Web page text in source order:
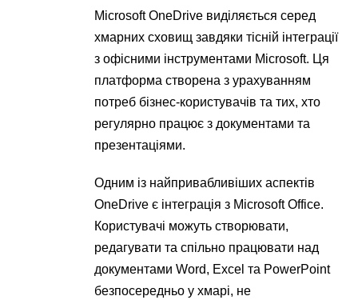
Microsoft OneDrive виділяється серед
хмарних сховищ завдяки тісній інтеграції
з офісними інструментами Microsoft. Ця
платформа створена з урахуванням
потреб бізнес-користувачів та тих, хто
регулярно працює з документами та
презентаціями.
Одним із найпривабливіших аспектів
OneDrive є інтеграція з Microsoft Office.
Користувачі можуть створювати,
редагувати та спільно працювати над
документами Word, Excel та PowerPoint
безпосередньо у хмарі, не